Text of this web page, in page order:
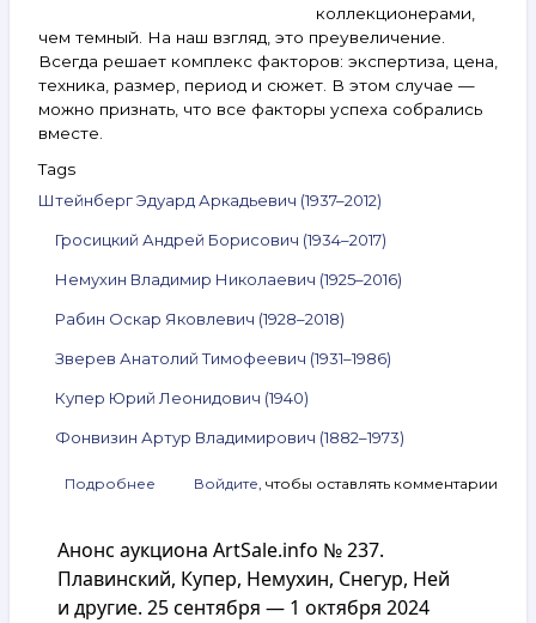
коллекционерами,
чем темный. На наш взгляд, это преувеличение.
Всегда решает комплекс факторов: экспертиза, цена,
техника, размер, период и сюжет. В этом случае —
можно признать, что все факторы успеха собрались
вместе.
Tags
Штейнберг Эдуард Аркадьевич (1937–2012)
Гросицкий Андрей Борисович (1934–2017)
Немухин Владимир Николаевич (1925–2016)
Рабин Оскар Яковлевич (1928–2018)
Зверев Анатолий Тимофеевич (1931–1986)
Купер Юрий Леонидович (1940)
Фонвизин Артур Владимирович (1882–1973)
Подробнее
ArtSale.info
№ 243.
Штейнберг,
Гросицкий,
Войдите , чтобы оставлять комментарии
Анонс аукциона ArtSale.info № 237.
Плавинский, Купер, Немухин, Снегур, Ней
и другие. 25 сентября — 1 октября 2024